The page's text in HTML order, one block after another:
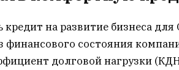
кредит на развитие бизнеса
финансового состояния
долговой нагрузки